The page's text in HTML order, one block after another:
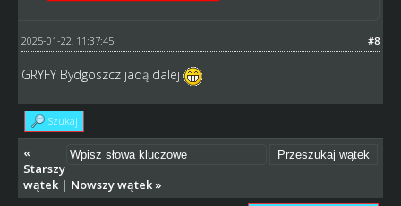
#8
2025-01-22, 11:37:45
GRYFY Bydgoszcz jadą dalej
Szukaj
«
Starszy
wątek| Nowszy wątek»